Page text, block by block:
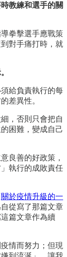
教練和選手的關
拳擊選手應戰策
對手痛打時，就
給負責執行的每
差異性。
，否則只會把自
困難，變成自己
良善的好政策，
執行的成敗責任
關於疫情升級的一
從寫了那篇文章
篇文章作為續
情而努力；但現